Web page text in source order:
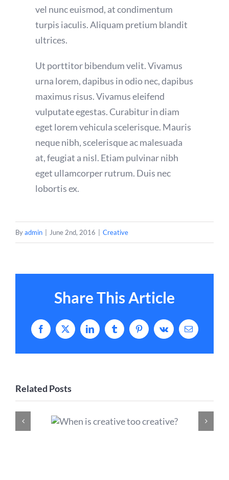
vel nunc euismod, at condimentum
turpis iaculis. Aliquam pretium blandit
ultrices.
Ut porttitor bibendum velit. Vivamus
urna lorem, dapibus in odio nec, dapibus
maximus risus. Vivamus eleifend
vulputate egestas. Curabitur in diam
eget lorem vehicula scelerisque. Mauris
neque nibh, scelerisque ac malesuada
at, feugiat a nisl. Etiam pulvinar nibh
eget ullamcorper rutrum. Duis nec
lobortis ex.
Byadmin June 2nd, 2016 Creative
Share This Article
Facebook
X LinkedInTumblrPinterestVk Email
Related Posts